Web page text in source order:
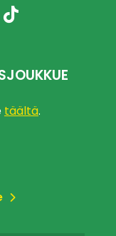
täältä.